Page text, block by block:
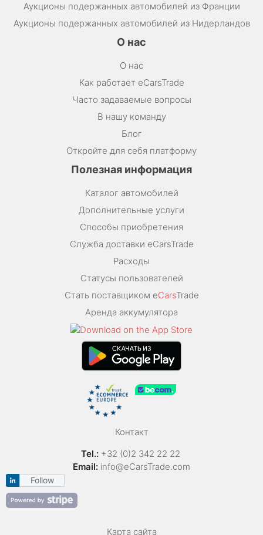
Аукционы подержанных автомобилей из Франции
Аукционы подержанных автомобилей из Нидерландов
О нас
О нас
Как работает eCarsTrade
Часто задаваемые вопросы
В нашу команду
Блог
Откройте для себя платформу
Полезная информация
Каталог автомобилей
Дополнительные услуги
Способы приобретения
Служба доставки eCarsTrade
Расходы
Статусы пользователей
Стать поставщиком eCarsTrade
Аренда аккумулятора
Контакт
Tel.: +32 (0)2 342 22 22
Email: info@eCarsTrade.com
Follow
Карта сайта